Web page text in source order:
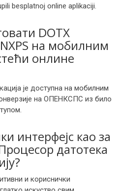
besplatnoj online aplikaciji.
DOTX
на мобилним
онлине
је доступна на мобилним
на ОПЕНКСПС из било
интерфејс као за
датотека
и кориснички